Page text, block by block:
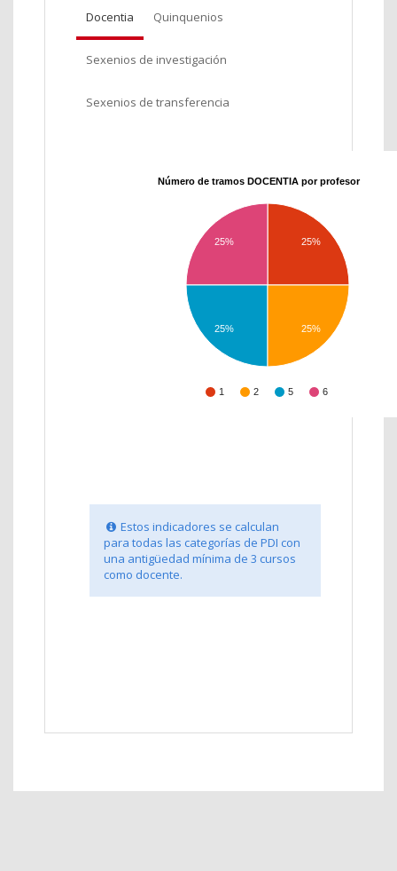
Docentia Quinquenios
Sexenios de investigación
Sexenios de transferencia
Número de tramos DOCENTIA por profesor
1 2 5 6
25%
25%
25% 25%
Estos indicadores se calculan
para todas las categorías de PDI con
una antigüedad mínima de 3 cursos
como docente.